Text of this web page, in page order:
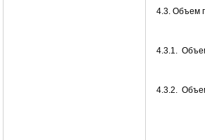
4.3. Объем
4.3.1.
4.3.2.